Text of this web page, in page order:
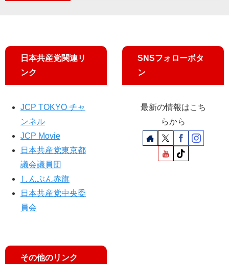
、
星
て
子
議
ら
京
日本共産党関連リ
ンク
JCP TOKYO チャ
ンネル
JCP Movie
日本共産党東京都
議会議員団
しんぶん赤旗
日本共産党中央委
員会
その他のリンク
SNSフォローボタ
ン
最新の情報はこち
らから